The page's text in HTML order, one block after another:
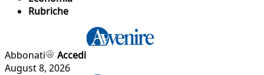
Rubriche
Abbonati
Accedi
August 8, 2026